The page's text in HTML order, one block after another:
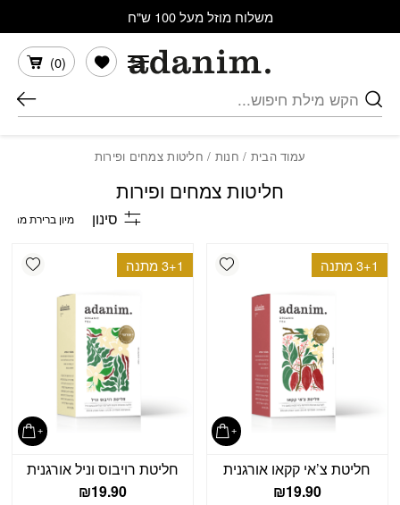
משלוח מוזל מעל 100 ש"ח
חיפוש
(
0
)
הרשימה שלי
עמוד הבית / חנות / חליטות צמחים ופירות
חליטות צמחים ופירות
סינון
Add wishlist 3+1 מתנה
חליטת צ’אי קקאו אורגנית
₪19.90
3+1 מתנה
חליטת רויבוס וניל אורגנית
₪19.90